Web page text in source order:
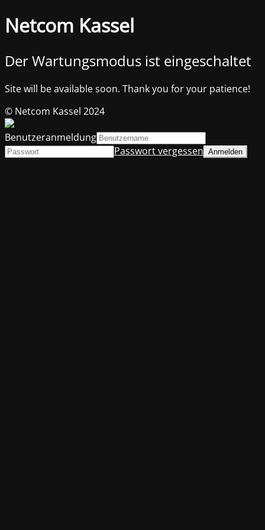
Netcom Kassel
Der Wartungsmodus ist eingeschaltet
Site will be available soon. Thank you for your patience!
© Netcom Kassel 2024
Benutzeranmeldung
Passwort vergessen